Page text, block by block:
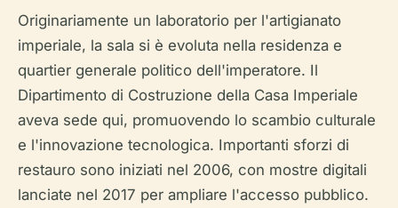
Originariamente un laboratorio per l'artigianato
imperiale, la sala si è evoluta nella residenza e
quartier generale politico dell'imperatore. Il
Dipartimento di Costruzione della Casa Imperiale
aveva sede qui, promuovendo lo scambio culturale
e l'innovazione tecnologica. Importanti sforzi di
restauro sono iniziati nel 2006, con mostre digitali
lanciate nel 2017 per ampliare l'accesso pubblico.